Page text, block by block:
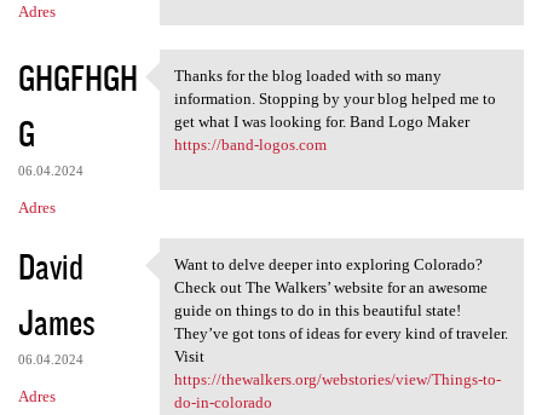
Adres
GHGFHGH
G
06.04.2024
Adres
Thanks for the blog loaded
Thanks for the blog loaded with so many
information. Stopping by your blog helped me to
get what I was looking for. Band Logo Maker
https://band-logos.com
David
James
06.04.2024
Adres
Want to delve deeper into
Want to delve deeper into exploring Colorado?
Check out The Walkers’ website for an awesome
guide on things to do in this beautiful state!
They’ve got tons of ideas for every kind of traveler.
Visit
https://thewalkers.org/webstories/view/Things-to-
do-in-colorado